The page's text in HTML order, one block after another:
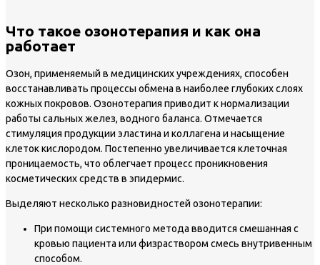
Что такое озонотерапия и как она
работает
Озон, применяемый в медицинских учреждениях, способен
восстанавливать процессы обмена в наиболее глубоких слоях
кожных покровов. Озонотерапия приводит к нормализации
работы сальных желез, водного баланса. Отмечается
стимуляция продукции эластина и коллагена и насыщение
клеток кислородом. Постепенно увеличивается клеточная
проницаемость, что облегчает процесс проникновения
косметических средств в эпидермис.
Выделяют несколько разновидностей озонотерапии:
При помощи системного метода вводится смешанная с
кровью пациента или физраствором смесь внутривенным
способом.